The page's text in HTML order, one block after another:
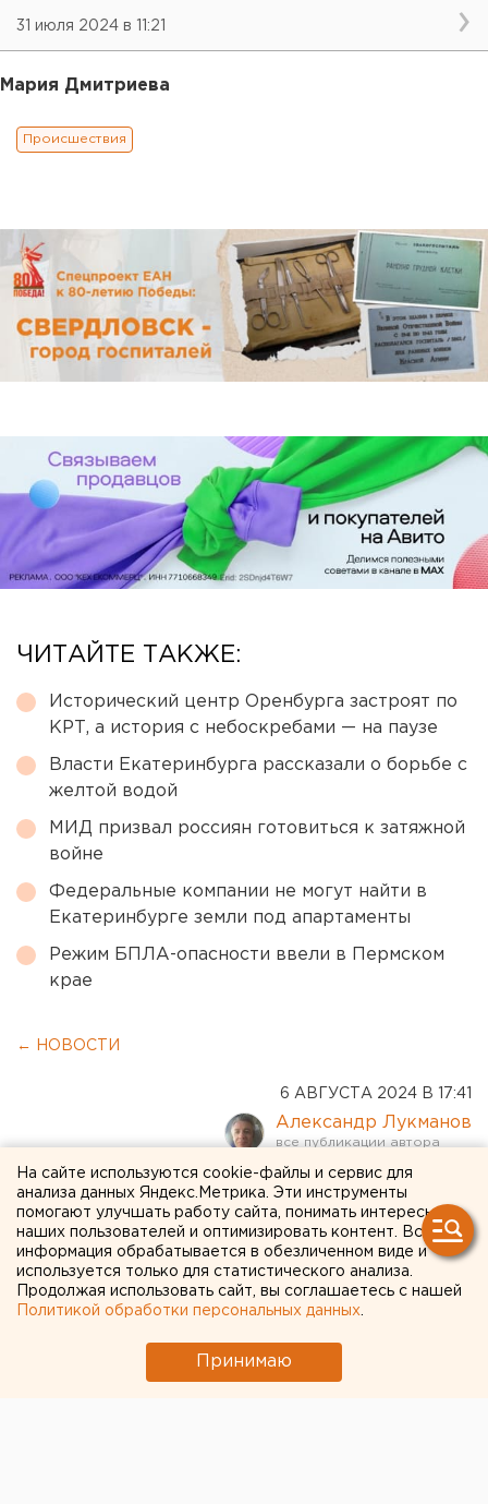
31 июля 2024 в 11:21
Мария Дмитриева
Происшествия
ЧИТАЙТЕ ТАКЖЕ:
Исторический центр Оренбурга застроят по
КРТ, а история с небоскребами — на паузе
Власти Екатеринбурга рассказали о борьбе с
желтой водой
МИД призвал россиян готовиться к затяжной
войне
Федеральные компании не могут найти в
Екатеринбурге земли под апартаменты
Режим БПЛА-опасности ввели в Пермском
крае
← НОВОСТИ
6 АВГУСТА 2024 В 17:41
Александр Лукманов
Мэр Нижнего Тагила
рассказал, что ждет
жильцов взорвавшегося
дома
На сайте используются cookie-файлы и сервис для
анализа данных Яндекс.Метрика. Эти инструменты
помогают улучшать работу сайта, понимать интересы
наших пользователей и оптимизировать контент. Вся
информация обрабатывается в обезличенном виде и
используется только для статистического анализа.
Продолжая использовать сайт, вы соглашаетесь с нашей
Политикой обработки персональных данных
Принимаю